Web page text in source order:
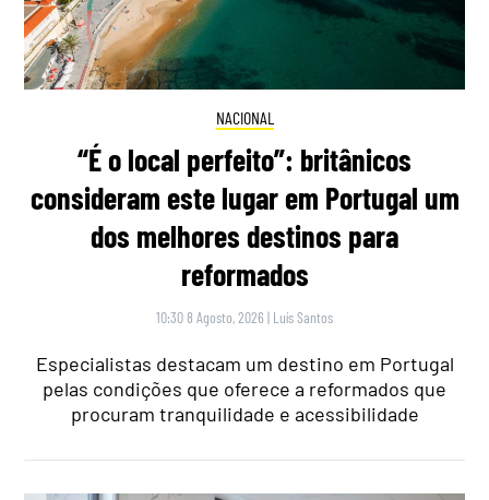
NACIONAL
“É o local perfeito”: britânicos
consideram este lugar em Portugal um
dos melhores destinos para
reformados
10:30 8 Agosto, 2026 | Luís Santos
Especialistas destacam um destino em Portugal
pelas condições que oferece a reformados que
procuram tranquilidade e acessibilidade